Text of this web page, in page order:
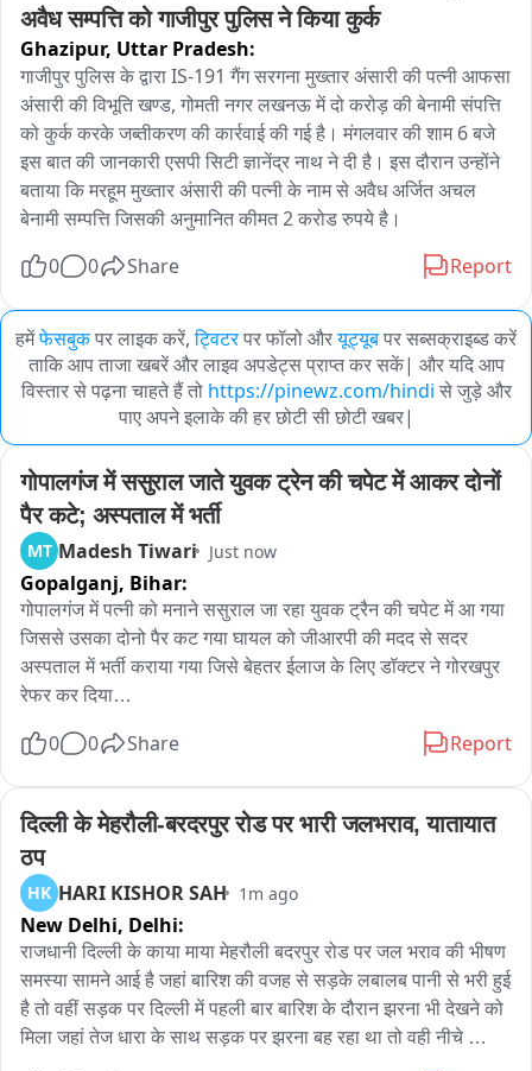
अवैध सम्पत्ति को गाजीपुर पुलिस ने किया कुर्क
Ghazipur, Uttar Pradesh:
गाजीपुर पुलिस के द्वारा IS-191 गैंग सरगना मुख्तार अंसारी की पत्नी आफसा
अंसारी की विभूति खण्ड, गोमती नगर लखनऊ में दो करोड़ की बेनामी संपत्ति
को कुर्क करके जब्तीकरण की कार्रवाई की गई है। मंगलवार की शाम 6 बजे
इस बात की जानकारी एसपी सिटी ज्ञानेंद्र नाथ ने दी है। इस दौरान उन्होंने
बताया कि मरहूम मुख्तार अंसारी की पत्नी के नाम से अवैध अर्जित अचल
बेनामी सम्पत्ति जिसकी अनुमानित कीमत 2 करोड रुपये है।
0
0 Share Report
हमेंफेसबुकपर लाइक करें, ट्विटरपर फॉलो औरयूट्यूबपर सब्सक्राइब्ड करें
ताकि आप ताजा खबरें और लाइव अपडेट्स प्राप्त कर सकें| और यदि आप
विस्तार से पढ़ना चाहते हैं तो https://pinewz.com/hindi से जुड़े और
पाए अपने इलाके की हर छोटी सी छोटी खबर|
गोपालगंज में ससुराल जाते युवक ट्रेन की चपेट में आकर दोनों
पैर कटे; अस्पताल में भर्ती
MT Madesh Tiwari Just now
Gopalganj, Bihar:
गोपालगंज में पत्नी को मनाने ससुराल जा रहा युवक ट्रैन की चपेट में आ गया
जिससे उसका दोनो पैर कट गया घायल को जीआरपी की मदद से सदर
अस्पताल में भर्ती कराया गया जिसे बेहतर ईलाज के लिए डॉक्टर ने गोरखपुर
रेफर कर दिया
घटना आज शुक्रवार दोपहर थावे थाना क्षेत्र के थावे स्टेशन की है जहाँ ट्रैन
रिखई टोला निवासी 30 बर्षीय अजहरुद्दीन है जो अपनी पत्नी को मनाने के
लिए ससुराल जा रहा था तभी एओ ट्रैन की चपेट में आ गया जिससे उसका
दोनो पैर कट गया
जीआरपी के एएसआई ने बताया कि सूचना मिली थी कि एक युवक ट्रैन की
चपेट में आ गया है मौके से उसे ईलाज के लिए सदर अस्पताल में भर्ती कराया
गया डॉक्टर ने ईलाज के लिए पटना रेफर कर दिया है मामले की जांच की जा
रही है पीड़ित थावे का रहनेवाला है
0 0 Share Report
दिल्ली के मेहरौली-बरदरपुर रोड पर भारी जलभराव, यातायात
ठप
HK HARI KISHOR SAH 1m ago
New Delhi, Delhi:
राजधानी दिल्ली के काया माया मेहरौली बदरपुर रोड पर जल भराव की भीषण
समस्या सामने आई है जहां बारिश की वजह से सड़के लबालब पानी से भरी हुई
है तो वहीं सड़क पर दिल्ली में पहली बार बारिश के दौरान झरना भी देखने को
मिला जहां तेज धारा के साथ सड़क पर झरना बह रहा था तो वही नीचे